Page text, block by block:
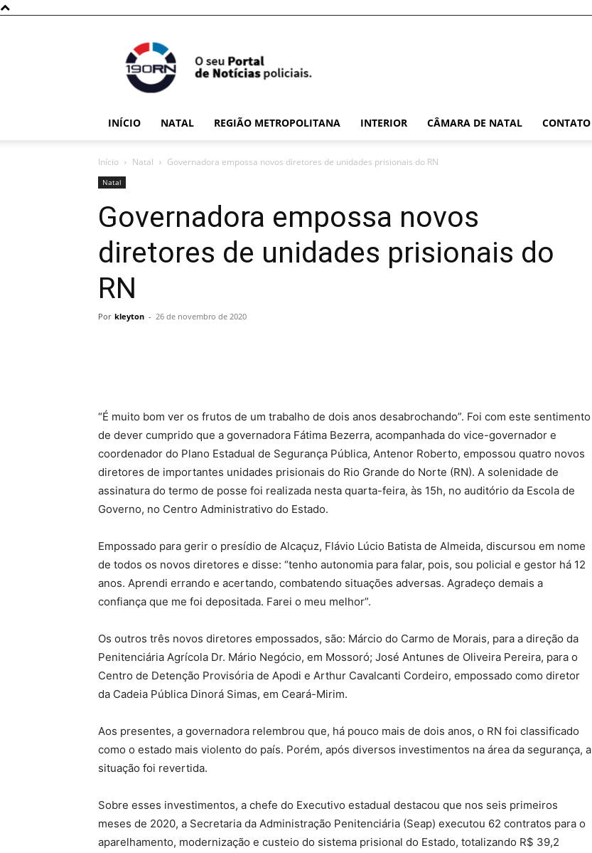
INÍCIO NATAL REGIÃO METROPOLITANA INTERIOR CÂMARA DE NATAL CONTATO
Início Natal Governadora empossa novos diretores de unidades prisionais do RN
Natal
Governadora empossa novos
diretores de unidades prisionais do
RN
Por kleyton - 26 de novembro de 2020
“É muito bom ver os frutos de um trabalho de dois anos desabrochando”. Foi com este sentimento
de dever cumprido que a governadora Fátima Bezerra, acompanhada do vice-governador e
coordenador do Plano Estadual de Segurança Pública, Antenor Roberto, empossou quatro novos
diretores de importantes unidades prisionais do Rio Grande do Norte (RN). A solenidade de
assinatura do termo de posse foi realizada nesta quarta-feira, às 15h, no auditório da Escola de
Governo, no Centro Administrativo do Estado.
Empossado para gerir o presídio de Alcaçuz, Flávio Lúcio Batista de Almeida, discursou em nome
de todos os novos diretores e disse: “tenho autonomia para falar, pois, sou policial e gestor há 12
anos. Aprendi errando e acertando, combatendo situações adversas. Agradeço demais a
confiança que me foi depositada. Farei o meu melhor”.
Os outros três novos diretores empossados, são: Márcio do Carmo de Morais, para a direção da
Penitenciária Agrícola Dr. Mário Negócio, em Mossoró; José Antunes de Oliveira Pereira, para o
Centro de Detenção Provisória de Apodi e Arthur Cavalcanti Cordeiro, empossado como diretor
da Cadeia Pública Dinorá Simas, em Ceará-Mirim.
Aos presentes, a governadora relembrou que, há pouco mais de dois anos, o RN foi classificado
como o estado mais violento do país. Porém, após diversos investimentos na área da segurança, a
situação foi revertida.
Sobre esses investimentos, a chefe do Executivo estadual destacou que nos seis primeiros
meses de 2020, a Secretaria da Administração Penitenciária (Seap) executou 62 contratos para o
aparelhamento, modernização e custeio do sistema prisional do Estado, totalizando R$ 39,2